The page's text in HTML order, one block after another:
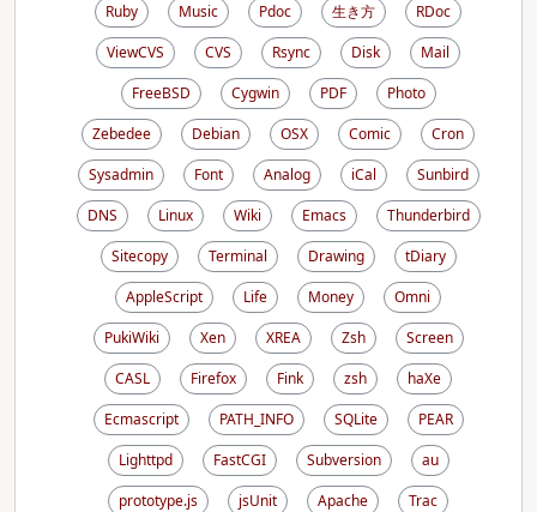
Ruby
Music Pdoc 生き方
RDoc
ViewCVS
CVS Rsync Disk
Mail
FreeBSD
Cygwin PDF
Photo
Zebedee
Debian OSX Comic
Cron
Sysadmin
Font Analog iCal
Sunbird
DNS
Linux Wiki Emacs
Thunderbird
Sitecopy
Terminal Drawing
tDiary
AppleScript
Life Money
Omni
PukiWiki
Xen XREA Zsh
Screen
CASL
Firefox Fink zsh
haXe
Ecmascript
PATH_INFO SQLite
PEAR
Lighttpd
FastCGI Subversion
au
prototype.js
jsUnit Apache
Trac